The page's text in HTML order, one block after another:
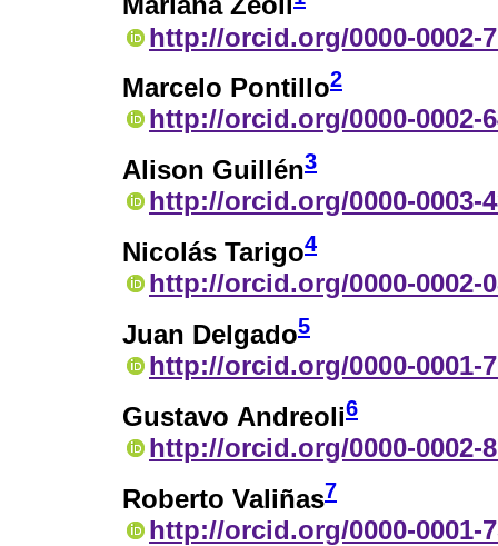
http://orcid.org/0000-0002-
Marcelo Pontillo2
http://orcid.org/0000-0002-
Alison Guillén3
http://orcid.org/0000-0003-
Nicolás Tarigo4
http://orcid.org/0000-0002-
Juan Delgado5
http://orcid.org/0000-0001-
Gustavo Andreoli6
http://orcid.org/0000-0002-
Roberto Valiñas7
http://orcid.org/0000-0001-